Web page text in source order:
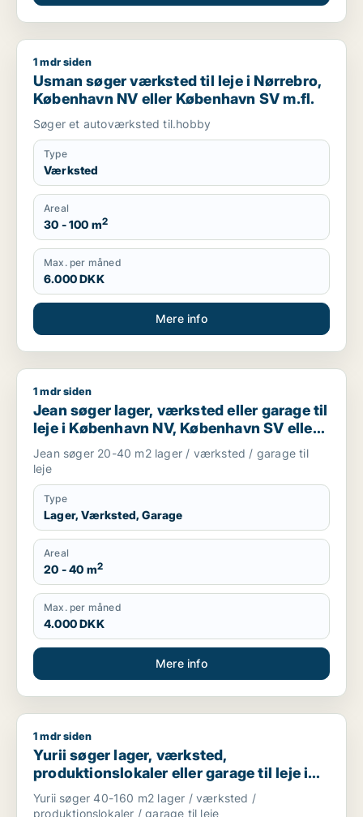
Usman søger værksted til leje i Nørrebro, København NV
1 mdr siden
Usman søger værksted til leje i Nørrebro,
København NV eller København SV m.fl.
Søger et autoværksted til.hobby
Type
Værksted
Areal
30 - 100 m2
Max. per måned
6.000 DKK
Mere info
Jean søger lager, værksted eller garage til leje i København
1 mdr siden
Jean søger lager, værksted eller garage til
leje i København NV, København SV eller
Valby m.fl.
Jean søger 20-40 m2 lager / værksted / garage til
leje
Type
Lager, Værksted, Garage
Areal
20 - 40 m2
Max. per måned
4.000 DKK
Mere info
Yurii søger lager, værksted, produktionslokaler eller garage
1 mdr siden
Yurii søger lager, værksted,
produktionslokaler eller garage til leje i
Region Sjælland
Yurii søger 40-160 m2 lager / værksted /
produktionslokaler / garage til leje